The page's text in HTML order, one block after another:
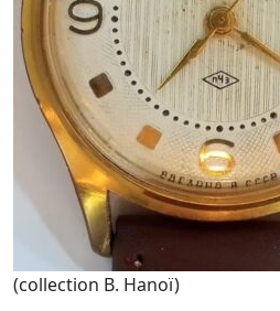
(collection B. Hanoï)